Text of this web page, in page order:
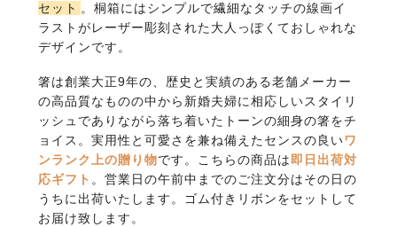
セット 。桐箱にはシンプルで繊細なタッチの線画イ
ラストがレーザー彫刻された大人っぽくておしゃれな
デザインです。
箸は創業大正9年の、歴史と実績のある老舗メーカー
の高品質なものの中から新婚夫婦に相応しいスタイリ
ッシュでありながら落ち着いたトーンの細身の箸をチ
ョイス。実用性と可愛さを兼ね備えたセンスの良いワ
ンランク上の贈り物です。こちらの商品は即日出荷対
応ギフト 。営業日の午前中までのご注文分はその日の
うちに出荷いたします。ゴム付きリボンをセットして
お届け致します。